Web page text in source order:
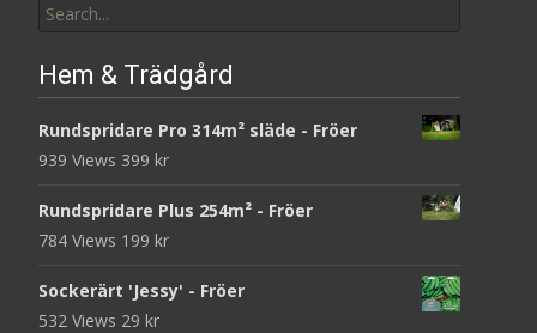
for:
Hem & Trädgård
Rundspridare Pro 314m² släde - Fröer
939 Views 399 kr
Rundspridare Plus 254m² - Fröer
784 Views 199 kr
Sockerärt 'Jessy' - Fröer
532 Views 29 kr